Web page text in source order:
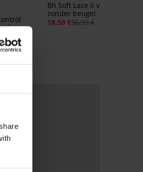
Bh Soft Lace II voorgevormd
zonder beugel
18,50 €36,99 €